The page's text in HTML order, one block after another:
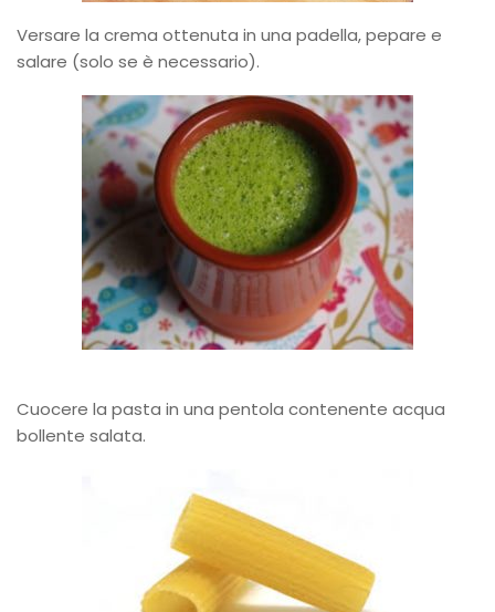
Versare la crema ottenuta in una padella, pepare e
salare (solo se è necessario).
Cuocere la pasta in una pentola contenente acqua
bollente salata.